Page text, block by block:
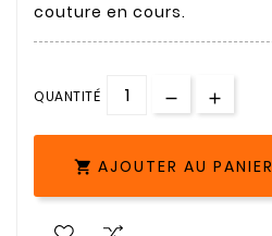
couture en cours.
QUANTITÉ
 AJOUTER AU PANIER